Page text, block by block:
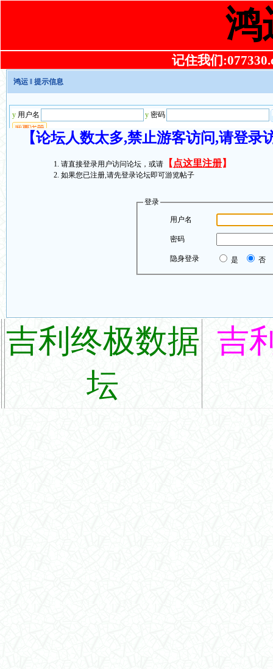
鸿
记住我们
鸿运 ‖ 提示信息
【论坛人数太多,禁止游客访问,请登
请直接登录用户访问论坛，或请 【 点这里注册】
如果您已注册,请先登录论坛即可游览帖子
登录
用户名
密码
隐身登录 是 否
吉利终极数据
坛
吉